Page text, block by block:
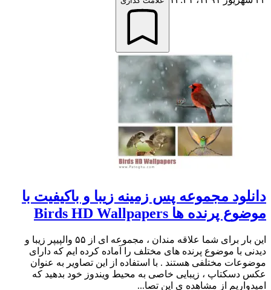
دانلود مجموعه پس زمینه زیبا و باکیفیت با
موضوع پرنده ها Birds HD Wallpapers
این بار برای شما علاقه مندان ، مجموعه ای از ۵۵ والپیپر زیبا و
دیدنی با موضوع پرنده های مختلف را آماده کرده ایم که دارای
موضوعات مختلفی هستند . با استفاده از این تصاویر به عنوان
عکس دسکتاپ ، زیبایی خاصی به محیط ویندوز خود بدهید که
امیدواریم از مشاهده ی این تصا...